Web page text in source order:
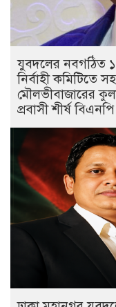
যুবদলের নবগঠিত
নির্বাহী কমিটিতে
মৌলভীবাজারের
প্রবাসী শীর্ষ